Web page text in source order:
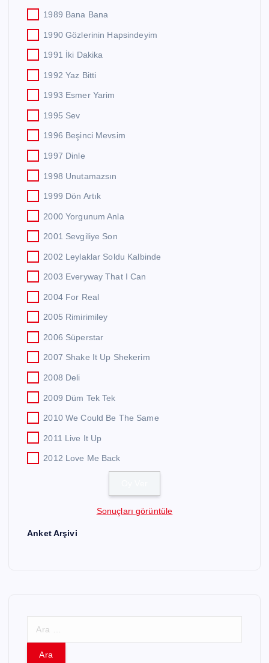
1989 Bana Bana
1990 Gözlerinin Hapsindeyim
1991 İki Dakika
1992 Yaz Bitti
1993 Esmer Yarim
1995 Sev
1996 Beşinci Mevsim
1997 Dinle
1998 Unutamazsın
1999 Dön Artık
2000 Yorgunum Anla
2001 Sevgiliye Son
2002 Leylaklar Soldu Kalbinde
2003 Everyway That I Can
2004 For Real
2005 Rimirimiley
2006 Süperstar
2007 Shake It Up Shekerim
2008 Deli
2009 Düm Tek Tek
2010 We Could Be The Same
2011 Live It Up
2012 Love Me Back
Sonuçları görüntüle
Anket Arşivi